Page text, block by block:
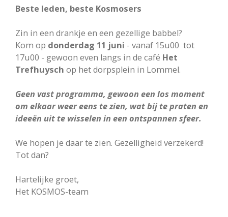
Beste leden, beste Kosmosers
Zin in een drankje en een gezellige babbel?
Kom op donderdag 11 juni - vanaf 15u00 tot
17u00 - gewoon even langs in de café Het
Trefhuysch op het dorpsplein in Lommel.
Geen vast programma, gewoon een los moment
om elkaar weer eens te zien, ​wat bij te praten en
ideeën uit te wisselen in een ontspannen sfeer.
We hopen je daar te zien. Gezelligheid verzekerd!
Tot dan?
Hartelijke groet,
Het KOSMOS-team